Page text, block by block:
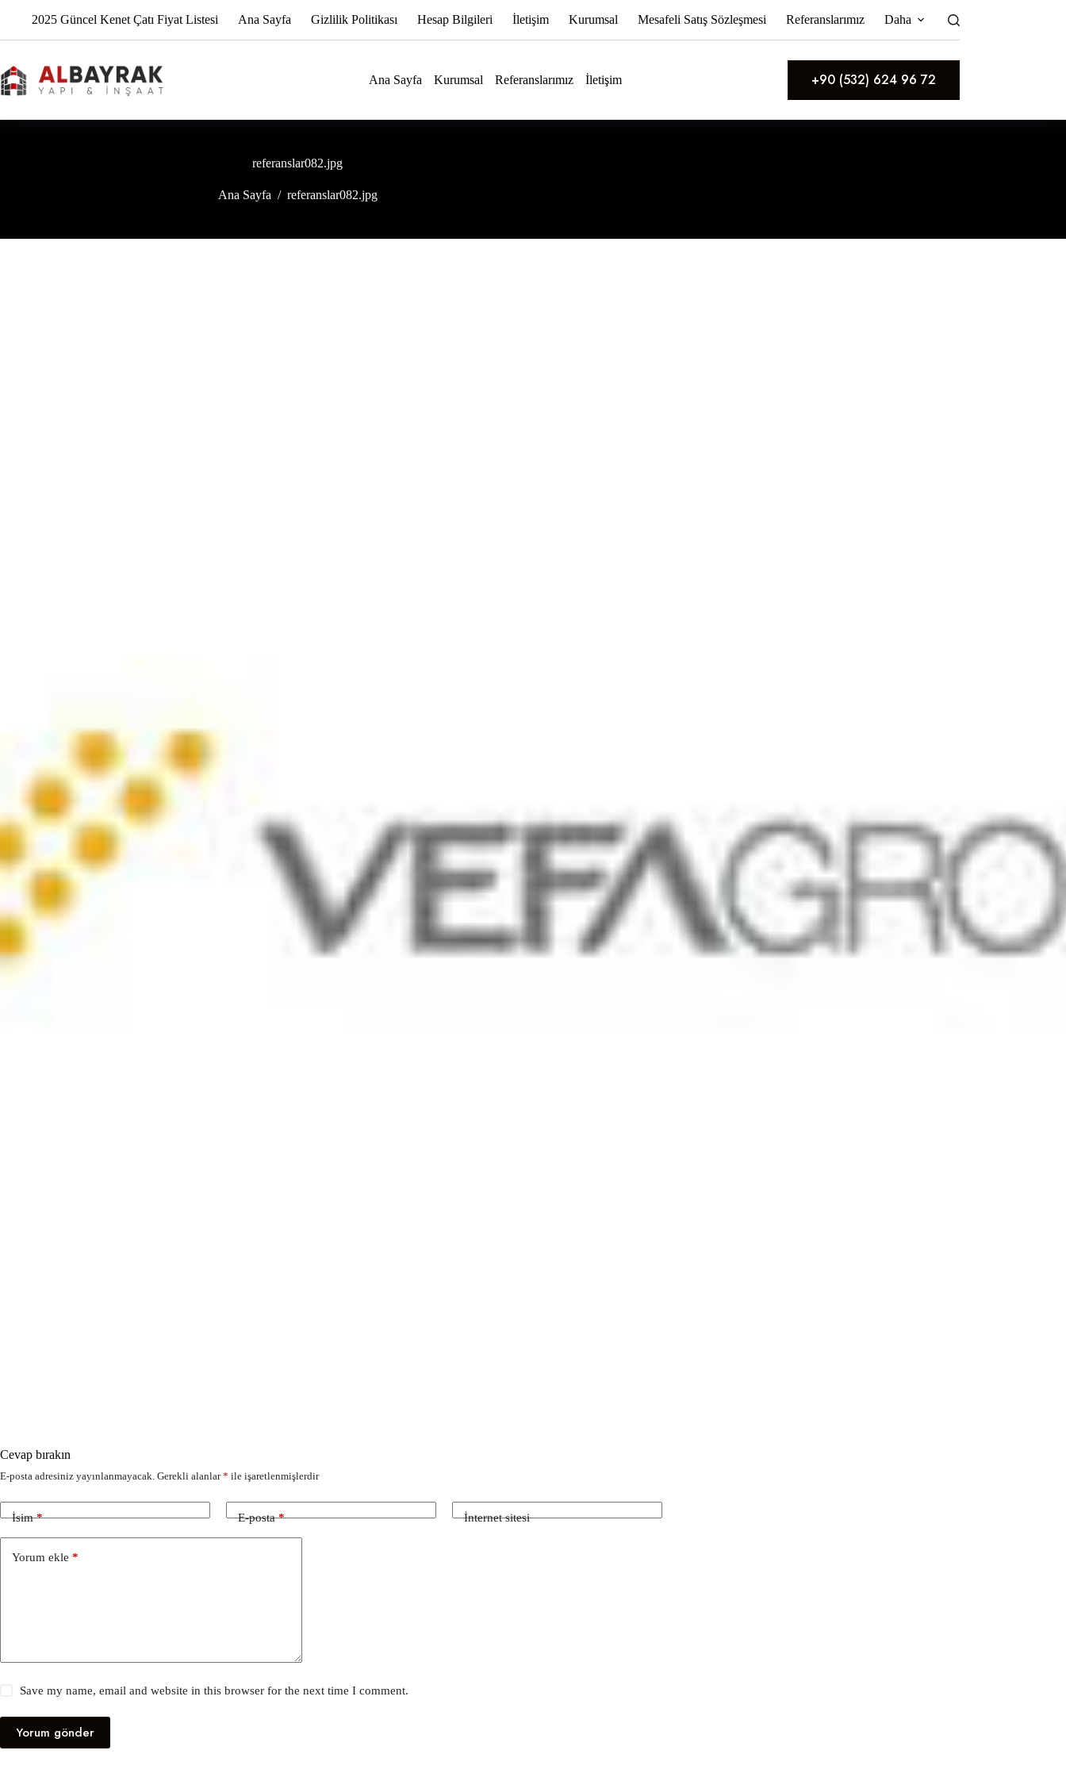
2025 Güncel Kenet Çatı Fiyat Listesi Ana Sayfa Gizlilik Politikası Hesap Bilgileri İletişim Kurumsal Mesafeli Satış Sözleşmesi Referanslarımız Daha
Ana Sayfa Kurumsal Referanslarımız İletişim +90 (532) 624 96 72
referanslar082.jpg
Ana Sayfa / referanslar082.jpg
Cevap bırakın
E-posta adresiniz yayınlanmayacak. Gerekli alanlar* ile işaretlenmişlerdir
İsim* E-posta* İnternet sitesi
Yorum ekle *
Save my name, email and website in this browser for the next time I comment.
Yorum gönder